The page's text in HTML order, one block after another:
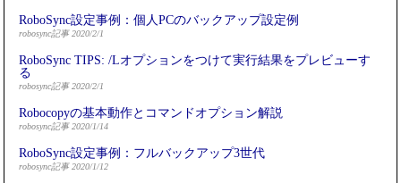
RoboSync設定事例：個人PCのバックアップ設定例
robosync記事 2020/2/1
RoboSync TIPS: /Lオプションをつけて実行結果をプレビューす
る
robosync記事 2020/2/1
Robocopyの基本動作とコマンドオプション解説
robosync記事 2020/1/14
RoboSync設定事例：フルバックアップ3世代
robosync記事 2020/1/12